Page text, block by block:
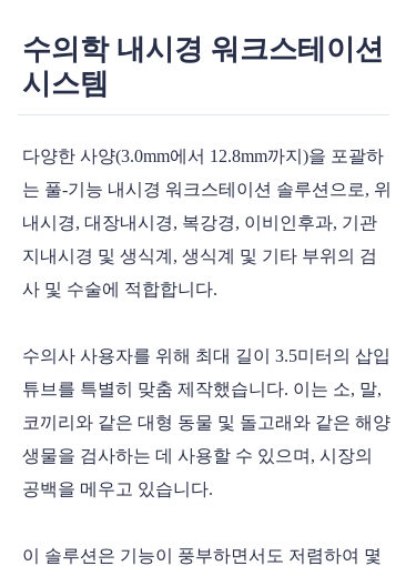
수의학 내시경 워크스테이션
시스템
다양한 사양(3.0mm에서 12.8mm까지)을 포괄하
는 풀-기능 내시경 워크스테이션 솔루션으로, 위
내시경, 대장내시경, 복강경, 이비인후과, 기관
지내시경 및 생식계, 생식계 및 기타 부위의 검
사 및 수술에 적합합니다.
수의사 사용자를 위해 최대 길이 3.5미터의 삽입
튜브를 특별히 맞춤 제작했습니다. 이는 소, 말,
코끼리와 같은 대형 동물 및 돌고래와 같은 해양
생물을 검사하는 데 사용할 수 있으며, 시장의
공백을 메우고 있습니다.
이 솔루션은 기능이 풍부하면서도 저렴하여 몇